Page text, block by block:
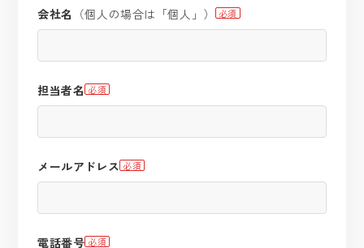
会社名 （個人の場合は「個人」） 必須
担当者名 必須
メールアドレス 必須
電話番号 必須